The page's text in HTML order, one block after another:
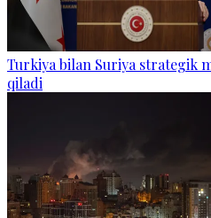
Turkiya bilan Suriya strategik
qiladi